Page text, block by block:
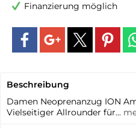
Finanzierung möglich
Beschreibung
Damen Neoprenanzug ION
Vielseitiger Allrounder für...